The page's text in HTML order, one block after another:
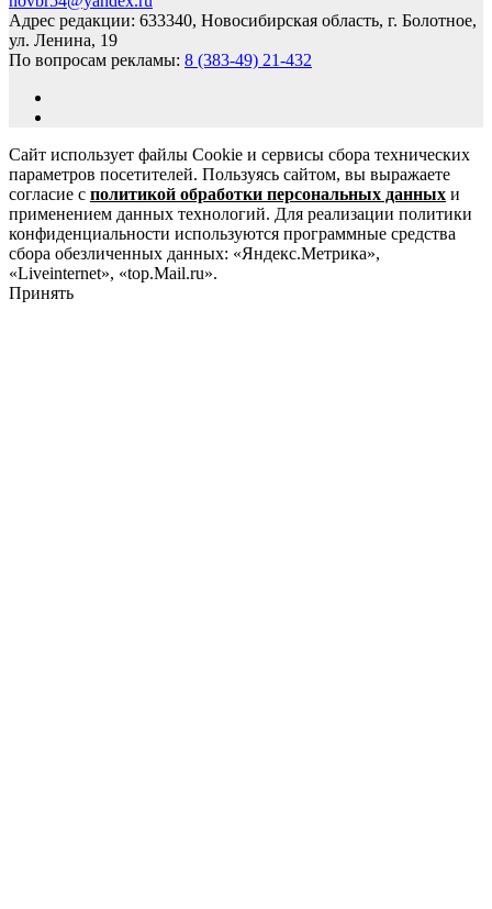
Адрес редакции: 633340, Новосибирская область, г. Болотное,
ул. Ленина, 19
По вопросам рекламы: 8 (383-49) 21-432
Сайт использует файлы Cookie и сервисы сбора технических
параметров посетителей. Пользуясь сайтом, вы выражаете
согласие с политикой обработки персональных данных и
применением данных технологий. Для реализации политики
конфиденциальности используются программные средства
сбора обезличенных данных: «Яндекс.Метрика»,
«Liveinternet», «top.Mail.ru».
Принять